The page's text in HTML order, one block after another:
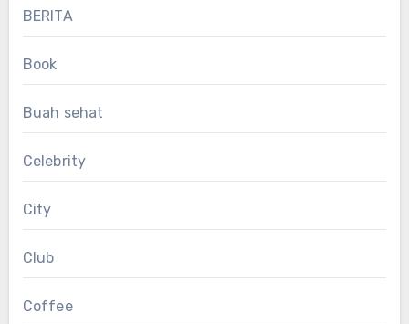
BERITA
Book
Buah sehat
Celebrity
City
Club
Coffee